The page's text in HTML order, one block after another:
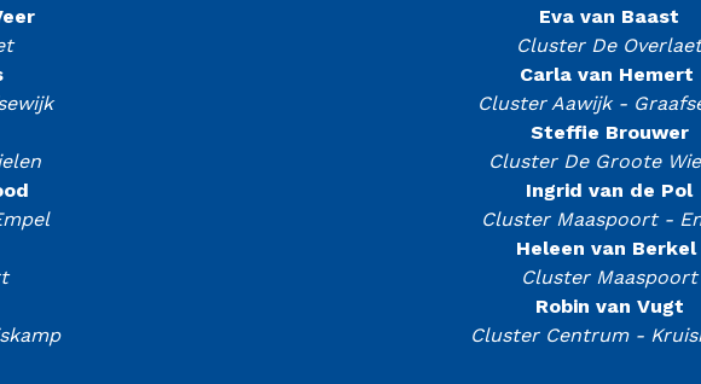
Eva van Baast
Cluster De Overlaet
Carla van Hemert
Cluster Aawijk -
Steffie Brouwer
Cluster De Groote
Ingrid van de Pol
Cluster Maaspoort -
Heleen van Berkel
Cluster Maaspoort
Robin van Vugt
Cluster Centrum -